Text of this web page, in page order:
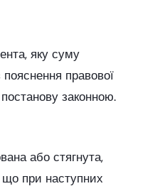
яку суму
правової
законною.
або стягнута,
що при наступних